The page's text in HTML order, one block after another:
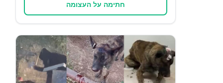
חתימה על העצומה